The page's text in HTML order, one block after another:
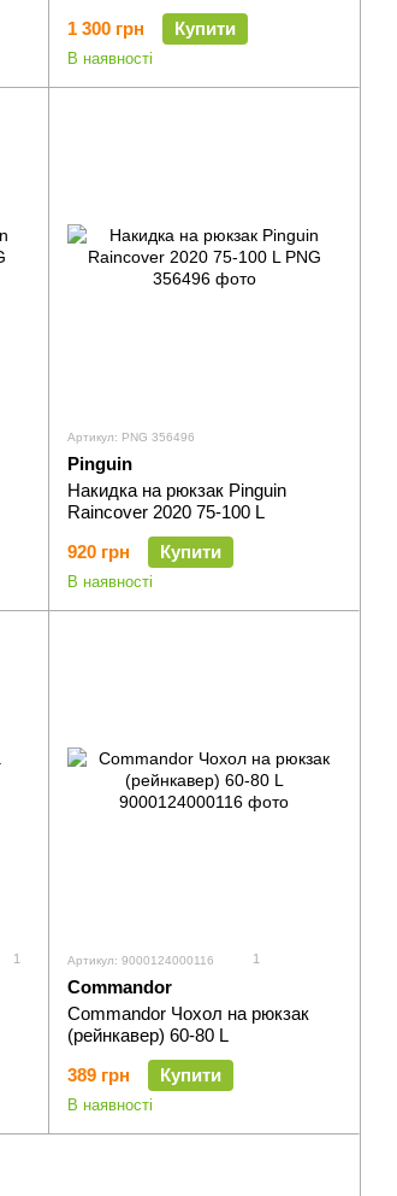
1 300 грн Купити
В наявності
Артикул: PNG 356496
Pinguin
Накидка на рюкзак Pinguin
Raincover 2020 75-100 L
920 грн
Купити
В наявності
1 Артикул: 9000124000116 1
Commandor
Commandor Чохол на рюкзак
(рейнкавер) 60-80 L
389 грн
Купити
В наявності